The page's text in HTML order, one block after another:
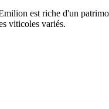
est riche d'un
viticoles variés.